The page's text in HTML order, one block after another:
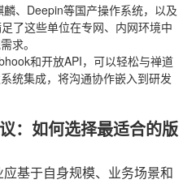
麟、Deepin等国产操作系统，以及
了这些单位在专网、内网环境中
求。
和开放API，可以轻松与禅道
统集成，将沟通协作嵌入到研发
：如何选择最适合的版
基于自身规模、业务场景和